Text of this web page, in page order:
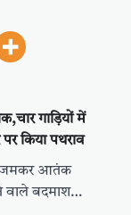
गाड़ियों में
किया पथराव
ने जमकर आतंक
वाले बदमाश…